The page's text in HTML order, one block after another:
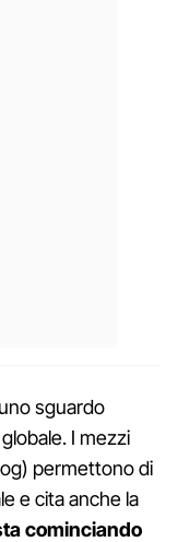
sguardo
I mezzi
permettono di
e cita anche la
cominciando